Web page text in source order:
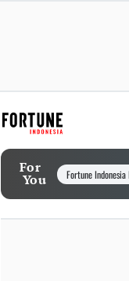
For
You Fortune